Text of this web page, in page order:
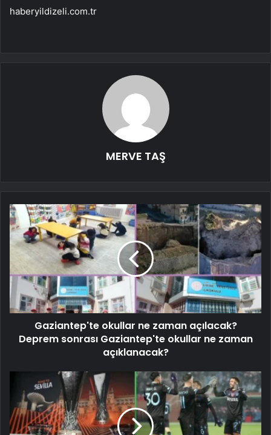
haberyildizeli.com.tr
MERVE TAŞ
Gaziantep'te okullar ne zaman açılacak?
Deprem sonrası Gaziantep'te okullar ne zaman
açıklanacak?